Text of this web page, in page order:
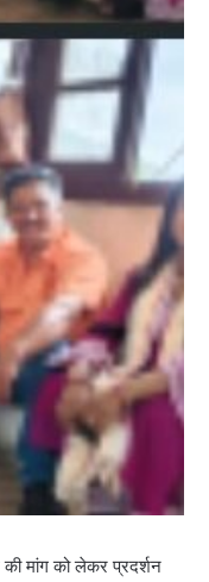
की मांग को लेकर प्रदर्शन